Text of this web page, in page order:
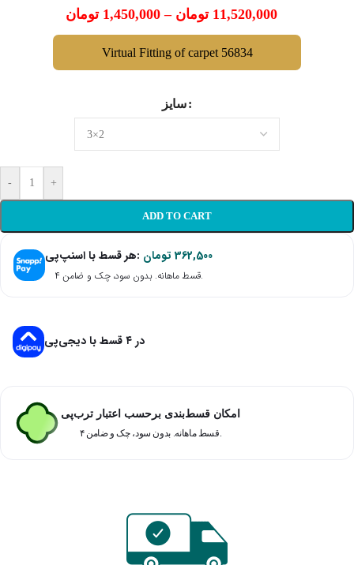
1,450,000 تومان – 11,520,000 تومان
Virtual Fitting of carpet 56834
سایز
- +
ADD TO CART
هر قسط با اسنپ‌پی: 362,500 تومان
۴ قسط ماهانه. بدون سود، چک و ضامن.
در ۴ قسط با دیجی‌پی
امکان قسط‌بندی برحسب اعتبار ترب‌پی
۴ قسط ماهانه. بدون سود، چک و ضامن.